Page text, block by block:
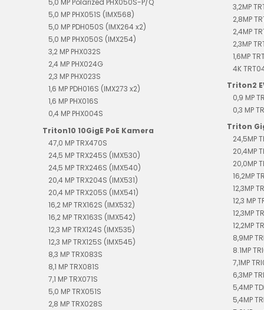
5,0 MP Polarized PHX050S-P/Q
5,0 MP PHX051S (IMX568)
5,0 MP PDH050S (IMX264 x2)
5,0 MP PHX050S (IMX254)
3,2 MP PHX032S
2,4 MP PHX024G
2,3 MP PHX023S
1,6 MP PDH016S (IMX273 x2)
1,6 MP PHX016S
0,4 MP PHX004S
Triton10 10GigE PoE Kamera
47,0 MP TRX470S
24,5 MP TRX245S (IMX530)
24,5 MP TRX246S (IMX540)
20,4 MP TRX204S (IMX531)
20,4 MP TRX205S (IMX541)
16,2 MP TRX162S (IMX532)
16,2 MP TRX163S (IMX542)
12,3 MP TRX124S (IMX535)
12,3 MP TRX125S (IMX545)
8,3 MP TRX083S
8,1 MP TRX081S
7,1 MP TRX071S
5,0 MP TRX051S
2,8 MP TRX028S
3,2MP
2,8MP
2,4MP
2,3MP
1,6MP
4K
Triton2
0,9 MP
0,3 MP
Triton
24,5MP
20,4MP
20,0MP
16,2MP
12,3MP
12,3 MP
12,3MP
12,2MP
8,9MP
8.1MP
7,1MP
6,3MP
5,4MP
5,4MP